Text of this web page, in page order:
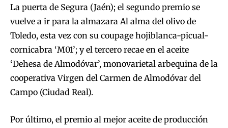
La puerta de Segura (Jaén); el segundo premio se
vuelve a ir para la almazara Al alma del olivo de
Toledo, esta vez con su coupage hojiblanca-picual-
cornicabra ‘M01’; y el tercero recae en el aceite
‘Dehesa de Almodóvar’, monovarietal arbequina de la
cooperativa Virgen del Carmen de Almodóvar del
Campo (Ciudad Real).
Por último, el premio al mejor aceite de producción